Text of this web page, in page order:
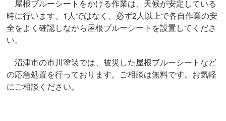
屋根ブルーシートをかける作業は、天候が安定している
時に行います。1人ではなく、必ず2人以上で各自作業の安
全をよく確認しながら屋根ブルーシートを設置してくださ
い。
沼津市の市川塗装では、被災した屋根ブルーシートなど
の応急処置を行っております。ご相談は無料です。お気軽
にご相談ください。